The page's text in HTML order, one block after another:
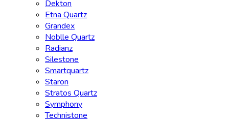
Dekton
Etna Quartz
Grandex
Noblle Quartz
Radianz
Silestone
Smartquartz
Staron
Stratos Quartz
Symphony
Technistone